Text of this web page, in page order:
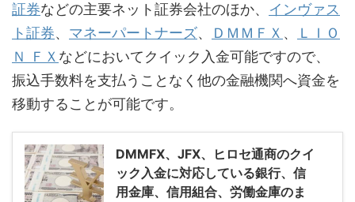
証券などの主要ネット証券会社のほか、 インヴァス
ト証券、 マネーパートナーズ、 ＤＭＭＦＸ 、
ＬＩＯ
Ｎ ＦＸ などにおいてクイック入金可能ですので、
振込手数料を支払うことなく他の金融機関へ資金を
移動することが可能です。
DMMFX、JFX、ヒロセ通商のクイ
ック入金に対応している銀行、信
用金庫、信用組合、労働金庫のま